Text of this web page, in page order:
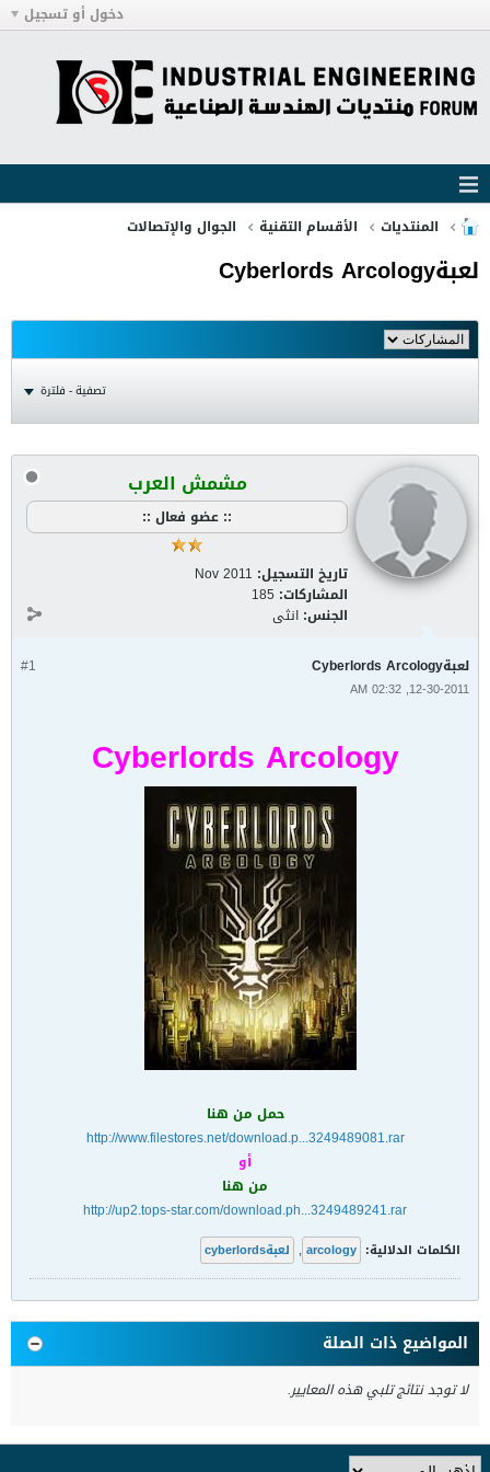
دخول أو تسجيل
المنتديات الأقسام التقنية الجوال والإتصالات
لعبةCyberlords Arcology
تصفية - فلترة
مشمش العرب
:: عضو فعال ::
تاريخ التسجيل: Nov 2011
المشاركات: 185
الجنس: انثى
#1 لعبةCyberlords Arcology
12-30-2011, 02:32 AM
Cyberlords Arcology
حمل من هنا
http://www.filestores.net/download.p...3249489081.rar
أو
من هنا
http://up2.tops-star.com/download.ph...3249489241.rar
الكلمات الدلالية: arcology
, لعبةcyberlords
المواضيع ذات الصلة
لا توجد نتائج تلبي هذه المعايير.